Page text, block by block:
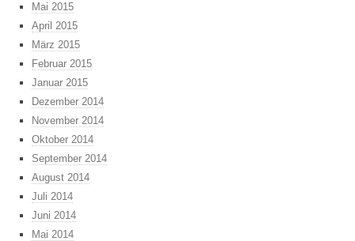
Mai 2015
April 2015
März 2015
Februar 2015
Januar 2015
Dezember 2014
November 2014
Oktober 2014
September 2014
August 2014
Juli 2014
Juni 2014
Mai 2014